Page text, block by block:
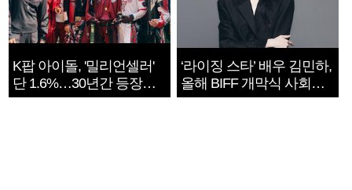
K팝 아이돌, '밀리언셀러'
단 1.6%…30년간 등장
1182개팀 전수조사
‘라이징 스타’ 배우 김민하,
올해 BIFF 개막식 사회자
확정